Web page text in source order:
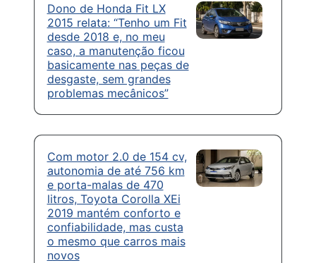
Dono de Honda Fit LX
2015 relata: “Tenho um Fit
desde 2018 e, no meu
caso, a manutenção ficou
basicamente nas peças de
desgaste, sem grandes
problemas mecânicos”
Com motor 2.0 de 154 cv,
autonomia de até 756 km
e porta-malas de 470
litros, Toyota Corolla XEi
2019 mantém conforto e
confiabilidade, mas custa
o mesmo que carros mais
novos